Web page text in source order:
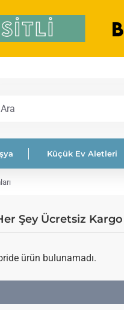
Küçük Ev Aletleri
Şey Ücretsiz Kargo
ürün bulunamadı.